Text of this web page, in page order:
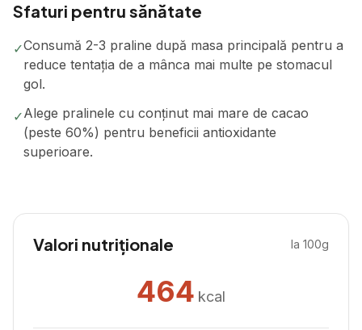
Sfaturi pentru sănătate
✓Consumă 2-3 praline după masa principală pentru a
reduce tentația de a mânca mai multe pe stomacul
gol.
✓Alege pralinele cu conținut mai mare de cacao
(peste 60%) pentru beneficii antioxidante
superioare.
Valori nutriționale la 100g
464 kcal